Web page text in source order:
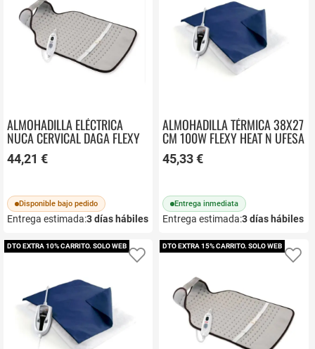
ALMOHADILLA ELÉCTRICA
NUCA CERVICAL DAGA FLEXY
HEAT NCD COMPLEX
44,21 €
Disponible bajo pedido
Entrega estimada:3días hábiles
ALMOHADILLA TÉRMICA 38X27
CM 100W FLEXY HEAT N UFESA
45,33 €
Entrega inmediata
Entrega estimada:3días hábiles
DTO EXTRA 10% CARRITO. SOLO WEB
Añadir a favoritos
DTO EXTRA 15% CARRITO. SOLO WEB